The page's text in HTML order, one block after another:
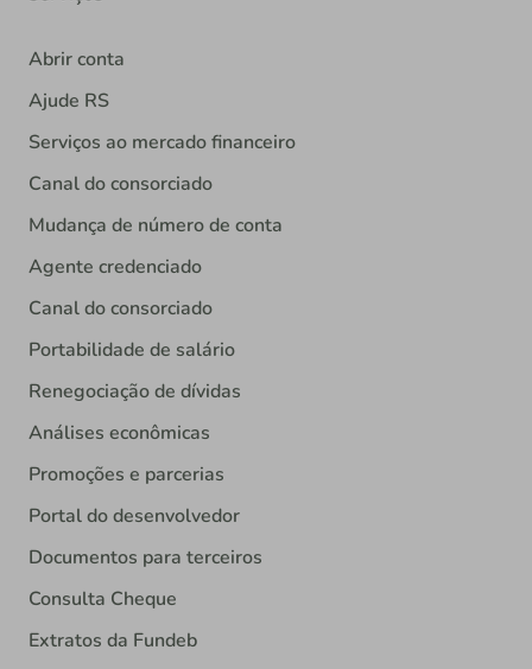
Abrir conta
Ajude RS
Serviços ao mercado financeiro
Canal do consorciado
Mudança de número de conta
Agente credenciado
Canal do consorciado
Portabilidade de salário
Renegociação de dívidas
Análises econômicas
Promoções e parcerias
Portal do desenvolvedor
Documentos para terceiros
Consulta Cheque
Extratos da Fundeb